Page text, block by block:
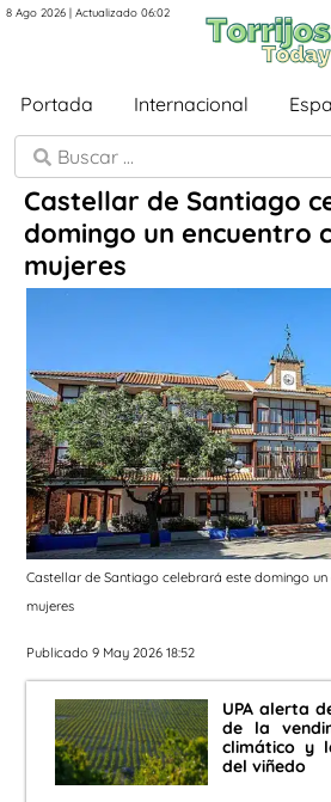
8 Ago 2026 | Actualizado 06:02
Portada Internacional
Castellar de Santiago
domingo un encuentro
mujeres
Castellar de Santiago celebrará este domingo
mujeres
Publicado 9 May 2026 18:52
UPA alerta
de la
climático y
del viñedo